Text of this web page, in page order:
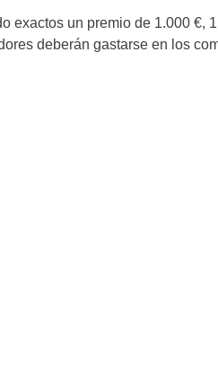
exactos un premio de 1.000 €,
deberán gastarse en los